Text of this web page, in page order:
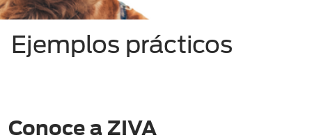
Ejemplos prácticos​
Conoce a ZIVA